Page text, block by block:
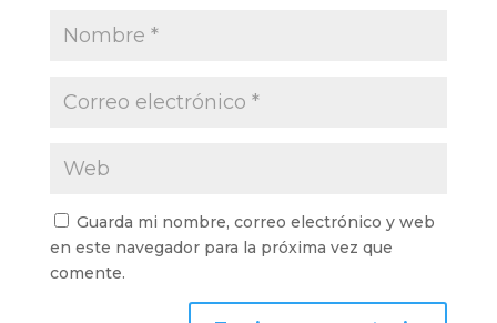
Guarda mi nombre, correo electrónico y web
en este navegador para la próxima vez que
comente.